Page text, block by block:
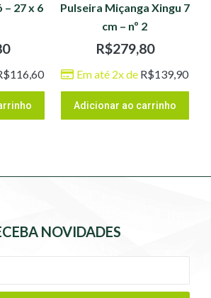
27 x 6
116,60
Pulseira Miçanga Xingu 7
cm – nº 2
R$279,80
Em até 2x de R$139,90
Adicionar ao carrinho
NOVIDADES